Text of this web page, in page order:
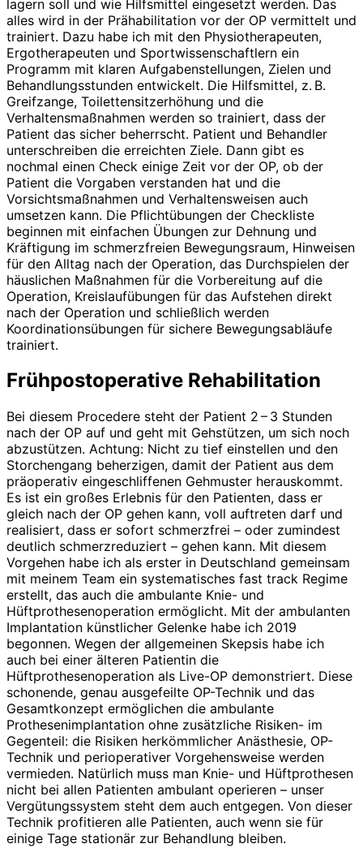
lagern soll und wie Hilfsmittel eingesetzt werden. Das
alles wird in der Prähabilitation vor der OP vermittelt und
trainiert. Dazu habe ich mit den Physiotherapeuten,
Ergotherapeuten und Sportwissenschaftlern ein
Programm mit klaren Aufgabenstellungen, Zielen und
Behandlungsstunden entwickelt. Die Hilfsmittel, z. B.
Greifzange, Toilettensitzerhöhung und die
Verhaltensmaßnahmen werden so trainiert, dass der
Patient das sicher beherrscht. Patient und Behandler
unterschreiben die erreichten Ziele. Dann gibt es
nochmal einen Check einige Zeit vor der OP, ob der
Patient die Vorgaben verstanden hat und die
Vorsichtsmaßnahmen und Verhaltensweisen auch
umsetzen kann. Die Pflichtübungen der Checkliste
beginnen mit einfachen Übungen zur Dehnung und
Kräftigung im schmerzfreien Bewegungsraum, Hinweisen
für den Alltag nach der Operation, das Durchspielen der
häuslichen Maßnahmen für die Vorbereitung auf die
Operation, Kreislaufübungen für das Aufstehen direkt
nach der Operation und schließlich werden
Koordinationsübungen für sichere Bewegungsabläufe
trainiert.
Frühpostoperative Rehabilitation
Bei diesem Procedere steht der Patient 2 – 3 Stunden
nach der OP auf und geht mit Gehstützen, um sich noch
abzustützen. Achtung: Nicht zu tief einstellen und den
Storchengang beherzigen, damit der Patient aus dem
präoperativ einge­schliffenen Gehmuster herauskommt.
Es ist ein großes Erlebnis für den Patienten, dass er
gleich nach der OP gehen kann, voll auftreten darf und
realisiert, dass er sofort schmerzfrei – oder zumindest
deutlich schmerzreduziert – gehen kann. Mit diesem
Vorgehen habe ich als erster in Deutschland gemeinsam
mit meinem Team ein systematisches fast track Regime
erstellt, das auch die ambulante Knie- und
Hüftprothesenoperation ermöglicht. Mit der ambulanten
Implantation künstlicher Gelenke habe ich 2019
begonnen. Wegen der allgemeinen Skepsis habe ich
auch bei einer älteren Patientin die
Hüftprothesenoperation als Live-OP demons­triert. Diese
schonende, genau ausgefeilte OP-Technik und das
Gesamt­konzept ermöglichen die ambulante
Prothesenimplantation ohne zusätzliche Risiken- im
Gegenteil: die Risiken herkömmlicher Anästhesie, OP-
Technik und perioperativer Vorgehensweise werden
vermieden. Natürlich muss man Knie- und Hüftprothesen
nicht bei allen Patienten ambulant operieren – unser
Vergütungssystem steht dem auch entgegen. Von dieser
Technik profitieren alle Patienten, auch wenn sie für
einige Tage stationär zur Behandlung bleiben.